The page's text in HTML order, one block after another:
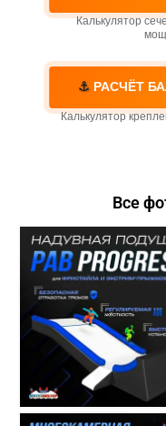
Калькулятор
⚓ РАСЧЁТ
Калькулятор
Все